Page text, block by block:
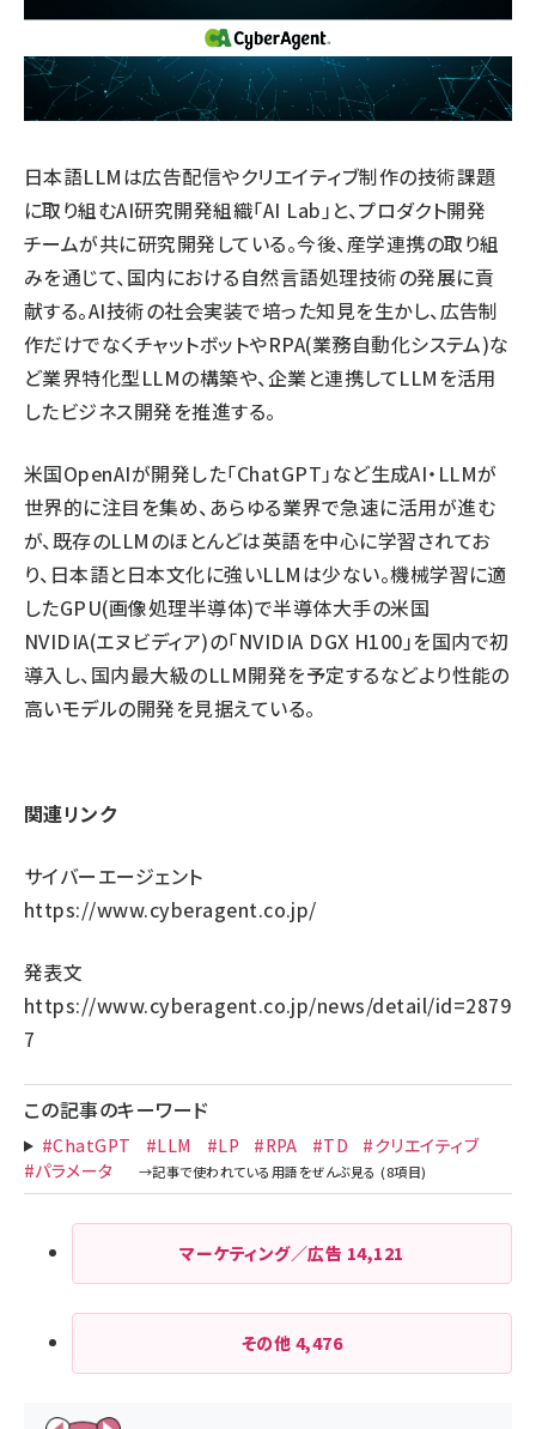
日本語LLMは広告配信やクリエイティブ制作の技術課題
に取り組むAI研究開発組織「AI Lab」と、プロダクト開発
チームが共に研究開発している。今後、産学連携の取り組
みを通じて、国内における自然言語処理技術の発展に貢
献する。AI技術の社会実装で培った知見を生かし、広告制
作だけでなくチャットボットやRPA(業務自動化システム)な
ど業界特化型LLMの構築や、企業と連携してLLMを活用
したビジネス開発を推進する。
米国OpenAIが開発した「ChatGPT」など生成AI・LLMが
世界的に注目を集め、あらゆる業界で急速に活用が進む
が、既存のLLMのほとんどは英語を中心に学習されてお
り、日本語と日本文化に強いLLMは少ない。機械学習に適
したGPU(画像処理半導体)で半導体大手の米国
NVIDIA(エヌビディア)の「NVIDIA DGX H100」を国内で初
導入し、国内最大級のLLM開発を予定するなどより性能の
高いモデルの開発を見据えている。
関連リンク
サイバーエージェント
https://www.cyberagent.co.jp/
発表文
https://www.cyberagent.co.jp/news/detail/id=2879
7
この記事のキーワード
#ChatGPT #LLM #LP #RPA #TD
#クリエイティブ
#パラメータ
マーケティング／広告 14,121
その他 4,476